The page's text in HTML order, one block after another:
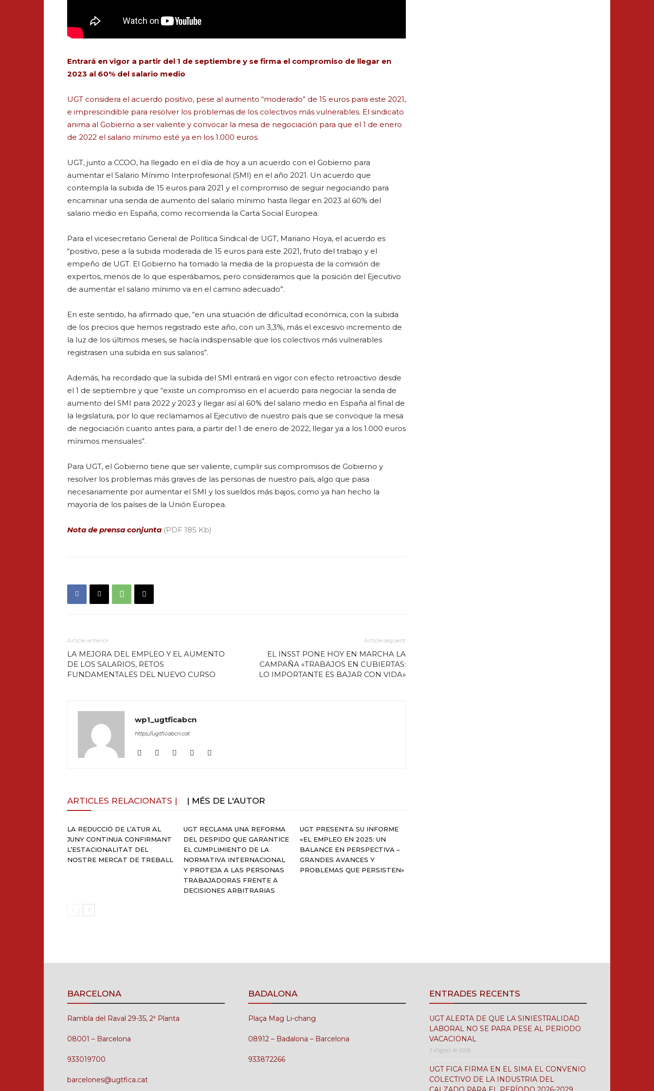
Entrará en vigor a partir del 1 de septiembre y se firma el compromiso de llegar en
2023 al 60% del salario medio
UGT considera el acuerdo positivo, pese al aumento “moderado” de 15 euros para este 2021,
e imprescindible para resolver los problemas de los colectivos más vulnerables. El sindicato
anima al Gobierno a ser valiente y convocar la mesa de negociación para que el 1 de enero
de 2022 el salario mínimo esté ya en los 1.000 euros.
UGT, junto a CCOO, ha llegado en el día de hoy a un acuerdo con el Gobierno para
aumentar el Salario Mínimo Interprofesional (SMI) en el año 2021. Un acuerdo que
contempla la subida de 15 euros para 2021 y el compromiso de seguir negociando para
encaminar una senda de aumento del salario mínimo hasta llegar en 2023 al 60% del
salario medio en España, como recomienda la Carta Social Europea.
Para el vicesecretario General de Política Sindical de UGT, Mariano Hoya, el acuerdo es
“positivo, pese a la subida moderada de 15 euros para este 2021, fruto del trabajo y el
empeño de UGT. El Gobierno ha tomado la media de la propuesta de la comisión de
expertos, menos de lo que esperábamos, pero consideramos que la posición del Ejecutivo
de aumentar el salario mínimo va en el camino adecuado”.
En este sentido, ha afirmado que, “en una situación de dificultad económica, con la subida
de los precios que hemos registrado este año, con un 3,3%, más el excesivo incremento de
la luz de los últimos meses, se hacía indispensable que los colectivos más vulnerables
registrasen una subida en sus salarios”.
Además, ha recordado que la subida del SMI entrará en vigor con efecto retroactivo desde
el 1 de septiembre y que “existe un compromiso en el acuerdo para negociar la senda de
aumento del SMI para 2022 y 2023 y llegar así al 60% del salario medio en España al final de
la legislatura, por lo que reclamamos al Ejecutivo de nuestro país que se convoque la mesa
de negociación cuanto antes para, a partir del 1 de enero de 2022, llegar ya a los 1.000 euros
mínimos mensuales”.
Para UGT, el Gobierno tiene que ser valiente, cumplir sus compromisos de Gobierno y
resolver los problemas más graves de las personas de nuestro país, algo que pasa
necesariamente por aumentar el SMI y los sueldos más bajos, como ya han hecho la
mayoría de los países de la Unión Europea.
Nota de prensa conjunta (PDF 185 Kb)
Article anterior
LA MEJORA DEL EMPLEO Y EL AUMENTO
DE LOS SALARIOS, RETOS
FUNDAMENTALES DEL NUEVO CURSO
Article següent
EL INSST PONE HOY EN MARCHA LA
CAMPAÑA «TRABAJOS EN CUBIERTAS:
LO IMPORTANTE ES BAJAR CON VIDA»
wp1_ugtficabcn
https://ugtficabcn.cat
ARTICLES RELACIONATS | | MÉS DE L'AUTOR
LA REDUCCIÓ DE L’ATUR AL
JUNY CONTINUA CONFIRMANT
L’ESTACIONALITAT DEL
NOSTRE MERCAT DE TREBALL
UGT RECLAMA UNA REFORMA
DEL DESPIDO QUE GARANTICE
EL CUMPLIMIENTO DE LA
NORMATIVA INTERNACIONAL
Y PROTEJA A LAS PERSONAS
TRABAJADORAS FRENTE A
DECISIONES ARBITRARIAS
UGT PRESENTA SU INFORME
«EL EMPLEO EN 2025: UN
BALANCE EN PERSPECTIVA –
GRANDES AVANCES Y
PROBLEMAS QUE PERSISTEN»
BARCELONA
Rambla del Raval 29-35, 2ª Planta
08001 – Barcelona
933019700
barcelones@ugtfica.cat
BADALONA
Plaça Mag Li-chang
08912 – Badalona – Barcelona
933872266
ENTRADES RECENTS
UGT ALERTA DE QUE LA SINIESTRALIDAD
LABORAL NO SE PARA PESE AL PERIODO
VACACIONAL
3 d'agost de 2026
UGT FICA FIRMA EN EL SIMA EL CONVENIO
COLECTIVO DE LA INDUSTRIA DEL